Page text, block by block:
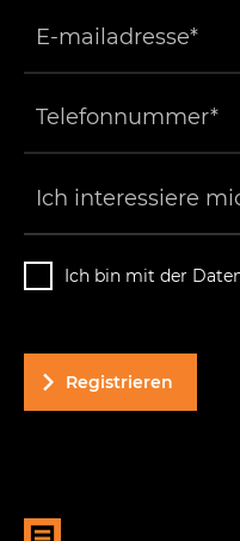
Ich bin mit der
Registrieren